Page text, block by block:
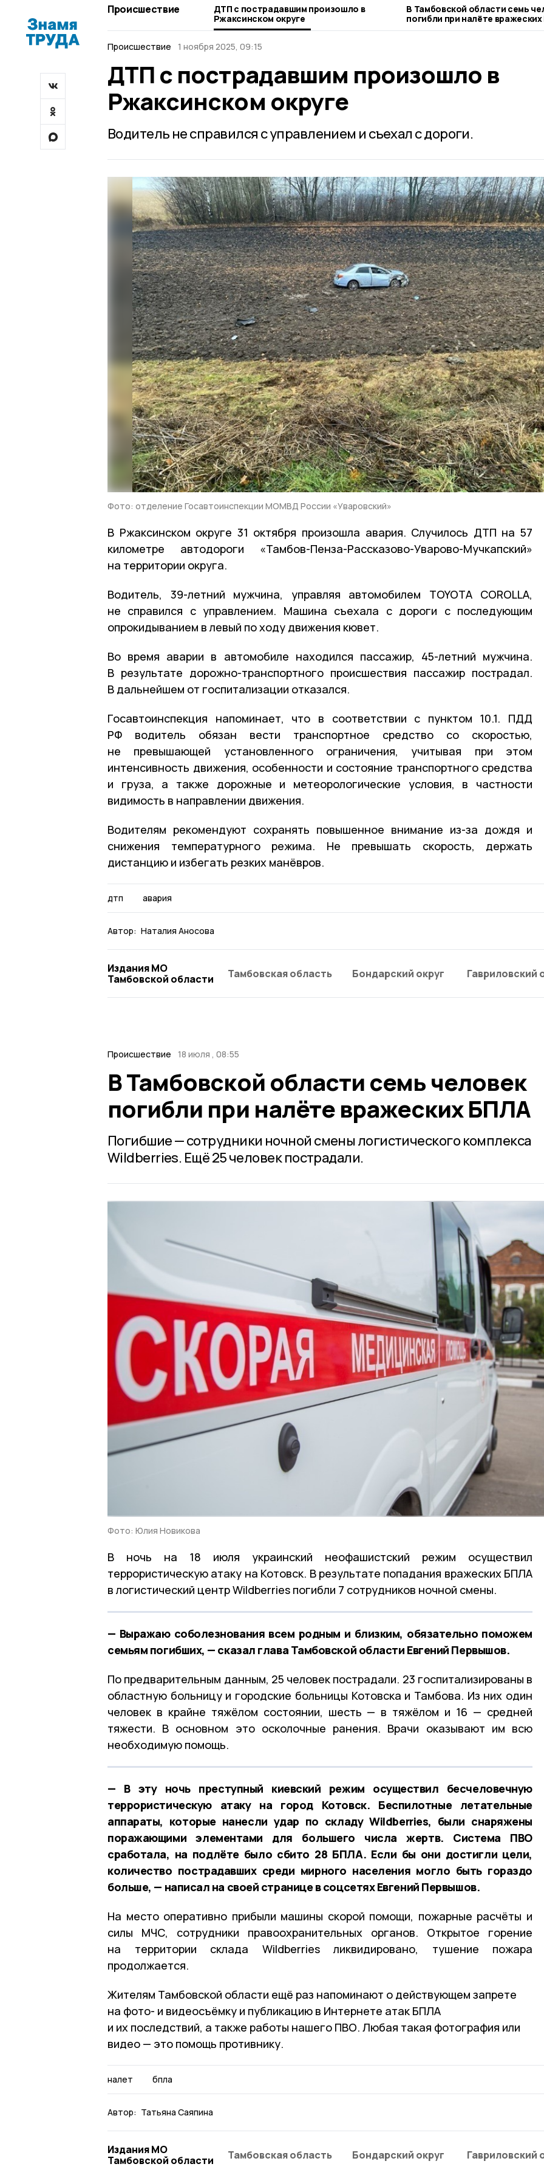
Происшествие
ДТП с пострадавшим произошло в
Ржаксинском округе
В Тамбовской области семь
погибли при налёте
Происшествие 1 ноября 2025, 09:15
ДТП с пострадавшим произошло в
Ржаксинском округе
Водитель не справился с управлением и съехал с дороги.
Фото: отделение Госавтоинспекции МОМВД России «Уваровский»
В Ржаксинском округе 31 октября произошла авария. Случилось ДТП на 57
километре автодороги «Тамбов-Пенза-Рассказово-Уварово-Мучкапский»
на территории округа.
Водитель, 39-летний мужчина, управляя автомобилем TOYOTA COROLLA,
не справился с управлением. Машина съехала с дороги с последующим
опрокидыванием в левый по ходу движения кювет.
Во время аварии в автомобиле находился пассажир, 45-летний мужчина.
В результате дорожно-транспортного происшествия пассажир пострадал.
В дальнейшем от госпитализации отказался.
Госавтоинспекция напоминает, что в соответствии с пунктом 10.1. ПДД
РФ водитель обязан вести транспортное средство со скоростью,
не превышающей установленного ограничения, учитывая при этом
интенсивность движения, особенности и состояние транспортного средства
и груза, а также дорожные и метеорологические условия, в частности
видимость в направлении движения.
Водителям рекомендуют сохранять повышенное внимание из-за дождя и
снижения температурного режима. Не превышать скорость, держать
дистанцию и избегать резких манёвров.
дтп авария
Автор: Наталия Аносова
Издания МО
Тамбовской области
Тамбовская область Бондарский округ Гавриловский
Происшествие 18 июля , 08:55
В Тамбовской области семь человек
погибли при налёте вражеских БПЛА
Погибшие — сотрудники ночной смены логистического комплекса
Wildberries. Ещё 25 человек пострадали.
Фото: Юлия Новикова
В ночь на 18 июля украинский неофашистский режим осуществил
террористическую атаку на Котовск. В результате попадания вражеских БПЛА
в логистический центр Wildberries погибли 7 сотрудников ночной смены.
— Выражаю соболезнования всем родным и близким, обязательно поможем
семьям погибших, — сказал глава Тамбовской области Евгений Первышов.
По предварительным данным, 25 человек пострадали. 23 госпитализированы в
областную больницу и городские больницы Котовска и Тамбова. Из них один
человек в крайне тяжёлом состоянии, шесть — в тяжёлом и 16 — средней
тяжести. В основном это осколочные ранения. Врачи оказывают им всю
необходимую помощь.
— В эту ночь преступный киевский режим осуществил бесчеловечную
террористическую атаку на город Котовск. Беспилотные летательные
аппараты, которые нанесли удар по складу Wildberries, были снаряжены
поражающими элементами для большего числа жертв. Система ПВО
сработала, на подлёте было сбито 28 БПЛА. Если бы они достигли цели,
количество пострадавших среди мирного населения могло быть гораздо
больше, — написал на своей странице в соцсетях Евгений Первышов.
На место оперативно прибыли машины скорой помощи, пожарные расчёты и
силы МЧС, сотрудники правоохранительных органов. Открытое горение
на территории склада Wildberries ликвидировано, тушение пожара
продолжается.
Жителям Тамбовской области ещё раз напоминают о действующем запрете
на фото- и видеосъёмку и публикацию в Интернете атак БПЛА
и их последствий, а также работы нашего ПВО. Любая такая фотография или
видео — это помощь противнику.
налет бпла
Автор: Татьяна Саяпина
Издания МО
Тамбовской области
Тамбовская область Бондарский округ Гавриловский